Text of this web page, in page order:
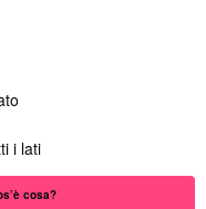
i lati
cosa?